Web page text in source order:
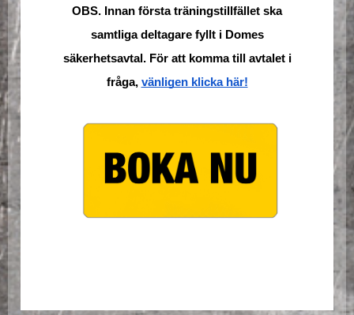
OBS. Innan första träningstillfället ska
samtliga deltagare fyllt i Domes
säkerhetsavtal. För att komma till avtalet i
fråga, vänligen klicka här!